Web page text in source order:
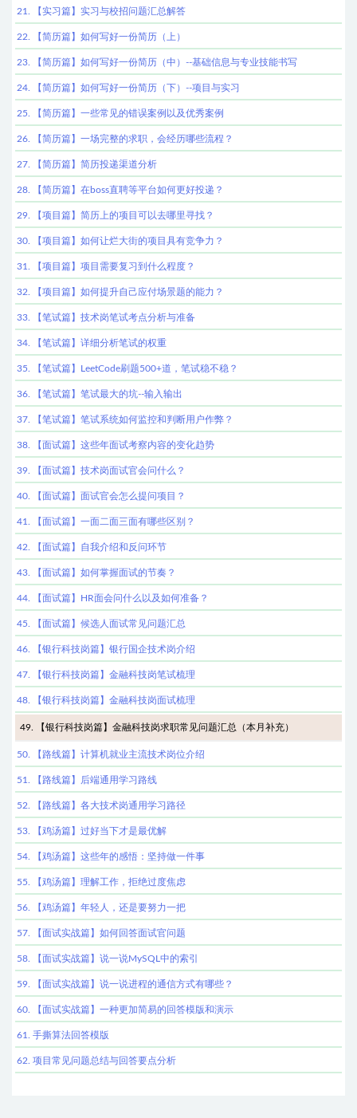
21. 【实习篇】实习与校招问题汇总解答
22. 【简历篇】如何写好一份简历（上）
23. 【简历篇】如何写好一份简历（中）--基础信息与专业技能书写
24. 【简历篇】如何写好一份简历（下）--项目与实习
25. 【简历篇】一些常见的错误案例以及优秀案例
26. 【简历篇】一场完整的求职，会经历哪些流程？
27. 【简历篇】简历投递渠道分析
28. 【简历篇】在boss直聘等平台如何更好投递？
29. 【项目篇】简历上的项目可以去哪里寻找？
30. 【项目篇】如何让烂大街的项目具有竞争力？
31. 【项目篇】项目需要复习到什么程度？
32. 【项目篇】如何提升自己应付场景题的能力？
33. 【笔试篇】技术岗笔试考点分析与准备
34. 【笔试篇】详细分析笔试的权重
35. 【笔试篇】LeetCode刷题500+道，笔试稳不稳？
36. 【笔试篇】笔试最大的坑--输入输出
37. 【笔试篇】笔试系统如何监控和判断用户作弊？
38. 【面试篇】这些年面试考察内容的变化趋势
39. 【面试篇】技术岗面试官会问什么？
40. 【面试篇】面试官会怎么提问项目？
41. 【面试篇】一面二面三面有哪些区别？
42. 【面试篇】自我介绍和反问环节
43. 【面试篇】如何掌握面试的节奏？
44. 【面试篇】HR面会问什么以及如何准备？
45. 【面试篇】候选人面试常见问题汇总
46. 【银行科技岗篇】银行国企技术岗介绍
47. 【银行科技岗篇】金融科技岗笔试梳理
48. 【银行科技岗篇】金融科技岗面试梳理
49. 【银行科技岗篇】金融科技岗求职常见问题汇总（本月补充）
50. 【路线篇】计算机就业主流技术岗位介绍
51. 【路线篇】后端通用学习路线
52. 【路线篇】各大技术岗通用学习路径
53. 【鸡汤篇】过好当下才是最优解
54. 【鸡汤篇】这些年的感悟：坚持做一件事
55. 【鸡汤篇】理解工作，拒绝过度焦虑
56. 【鸡汤篇】年轻人，还是要努力一把
57. 【面试实战篇】如何回答面试官问题
58. 【面试实战篇】说一说MySQL中的索引
59. 【面试实战篇】说一说进程的通信方式有哪些？
60. 【面试实战篇】一种更加简易的回答模版和演示
61. 手撕算法回答模版
62. 项目常见问题总结与回答要点分析